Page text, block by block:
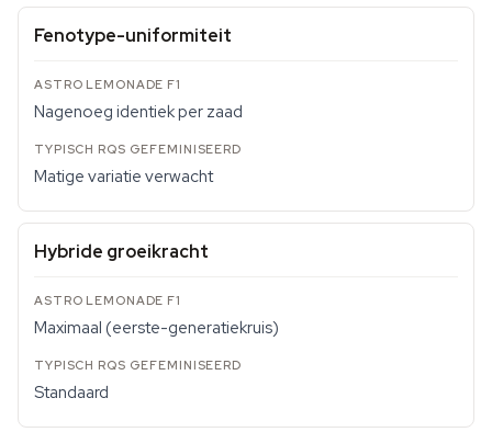
Fenotype-uniformiteit
Nagenoeg identiek per zaad
Matige variatie verwacht
Hybride groeikracht
Maximaal (eerste-generatiekruis)
Standaard